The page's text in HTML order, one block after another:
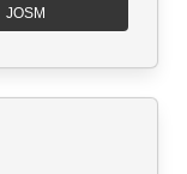
JOSM